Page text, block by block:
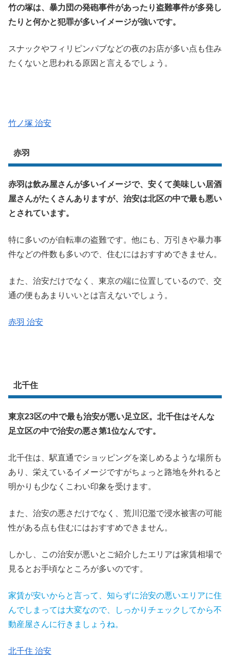
竹の塚は、暴力団の発砲事件があったり盗難事件が多発し
たりと何かと犯罪が多いイメージが強いです。
スナックやフィリピンパブなどの夜のお店が多い点も住み
たくないと思われる原因と言えるでしょう。
竹ノ塚 治安
赤羽
赤羽は飲み屋さんが多いイメージで、安くて美味しい居酒
屋さんがたくさんありますが、治安は北区の中で最も悪い
とされています。
特に多いのが自転車の盗難です。他にも、万引きや暴力事
件などの件数も多いので、住むにはおすすめできません。
また、治安だけでなく、東京の端に位置しているので、交
通の便もあまりいいとは言えないでしょう。
赤羽 治安
北千住
東京23区の中で最も治安が悪い足立区。北千住はそんな
足立区の中で治安の悪さ第1位なんです。
北千住は、駅直通でショッピングを楽しめるような場所も
あり、栄えているイメージですがちょっと路地を外れると
明かりも少なくこわい印象を受けます。
また、治安の悪さだけでなく、荒川氾濫で浸水被害の可能
性がある点も住むにはおすすめできません。
しかし、この治安が悪いとご紹介したエリアは家賃相場で
見るとお手頃なところが多いのです。
家賃が安いからと言って、知らずに治安の悪いエリアに住
んでしまっては大変なので、しっかりチェックしてから不
動産屋さんに行きましょうね。
北千住 治安